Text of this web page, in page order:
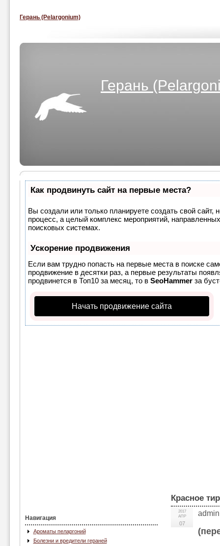
Герань (Pelargonium)
Герань
Как продвинуть сайт на первые места?
Вы создали или только планируете создать свой сайт,
процесс, а целый комплекс мероприятий,
поисковых системах.
Ускорение продвижения
Если вам трудно попасть на первые места в поиске
продвижение в десятки раз, а первые результаты
продвинется в Топ10 за месяц, то в SeoHammer за
Начать продвижение сайта
Навигация
Ароматы пеларгоний
Болезни и вредители гераней
Красное
2017
АПР
07
admin